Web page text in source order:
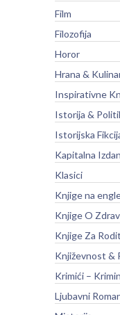
Film
Filozofija
Horor
Hrana &
Inspirativne
Istorija &
Istorijska
Kapitalna
Klasici
Knjige na
Knjige O
Knjige Za
Književnost &
Krimići –
Ljubavni